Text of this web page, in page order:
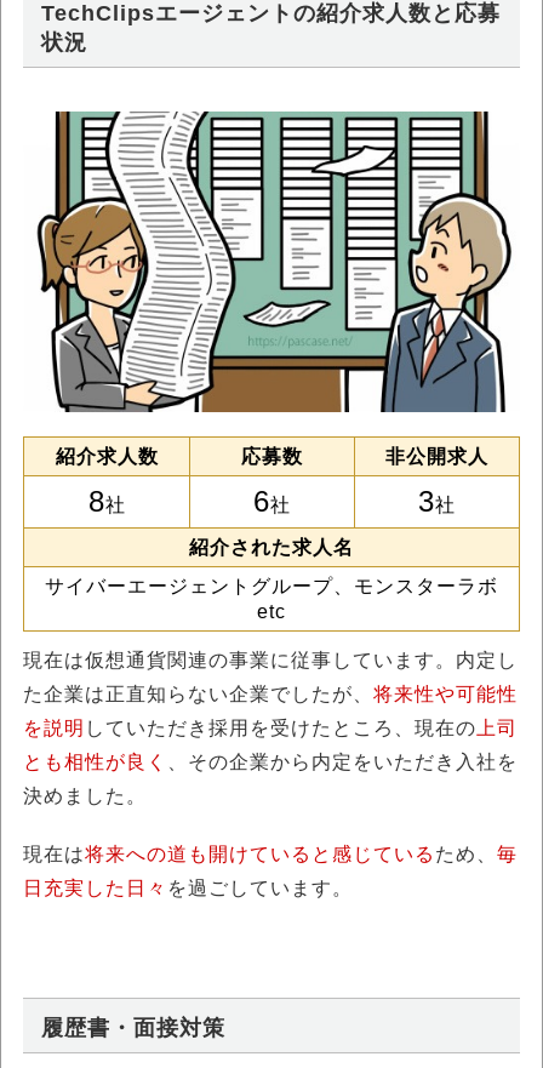
TechClipsエージェントの紹介求人数と応募
状況
紹介求人数 応募数 非公開求人
8社 6社 3社
紹介された求人名
サイバーエージェントグループ、モンスターラボ
etc
現在は仮想通貨関連の事業に従事しています。内定し
た企業は正直知らない企業でしたが、 将来性や可能性
を説明 していただき採用を受けたところ、現在の 上司
とも相性が良く
、その企業から内定をいただき入社を
決めました。
現在は将来への道も開けていると感じている ため、 毎
日充実した日々 を過ごしています。
履歴書・面接対策